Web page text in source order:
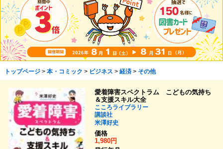
トップページ> 本・コミック > ビジネス > 経済> その他
愛着障害スペクトラム こどもの気持ち
＆支援スキル大全
こころライブラリー
講談社
米澤好史
価格
1,980円